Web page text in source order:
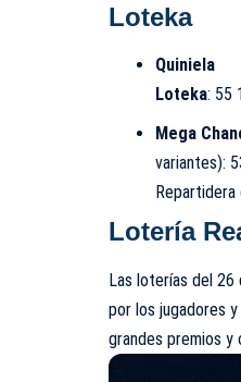
Loteka
Quiniela
Loteka: 55
Mega
variantes):
Repartidera
Lotería
Las loterías del 26
por los jugadores
grandes premios y